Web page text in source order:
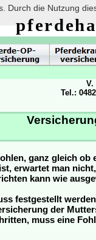
Durch die Nutzung
ganz gleich ob
erwartet man
kann wie
festgestellt
der
muss eine
V.
Tel.: